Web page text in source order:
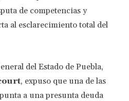
de competencias y
al esclarecimiento total del
del Estado de Puebla,
, expuso que una de las
a una presunta deuda